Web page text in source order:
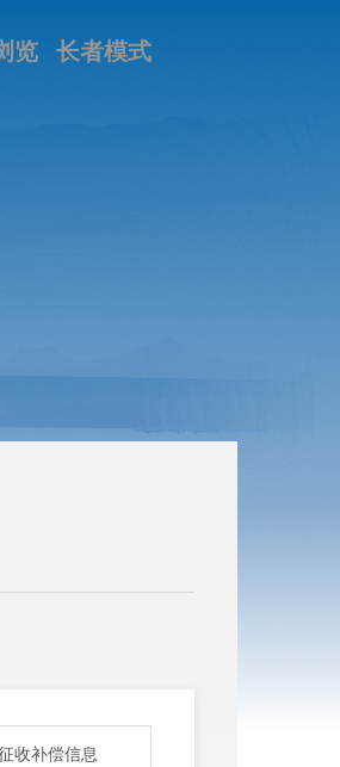
长者模式
览
收补偿信息